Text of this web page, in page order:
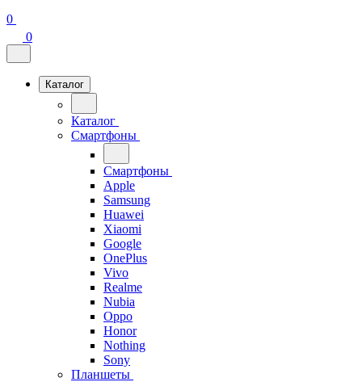
0
0
Каталог
Каталог
Смартфоны
Смартфоны
Apple
Samsung
Huawei
Xiaomi
Google
OnePlus
Vivo
Realme
Nubia
Oppo
Honor
Nothing
Sony
Планшеты